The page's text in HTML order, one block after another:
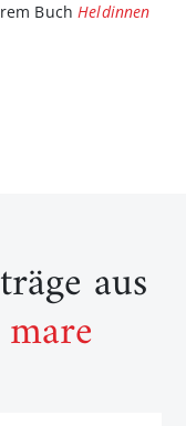
BuchHeldinnen
aus
mare